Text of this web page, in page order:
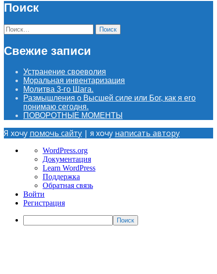
Поиск
Найти:
Свежие записи
Устранение своеволия
Моральная инвентаризация
Молитва 3-го Шага.
Размышления о Высшей силе или Бог, как я его
понимаю сегодня.
ПОВОРОТНЫЕ МОМЕНТЫ
Я хочу помочь сайту | я хочу написать автору
WordPress
WordPress.org
Документация
Learn WordPress
Поддержка
Обратная связь
Войти
Регистрация
Поиск